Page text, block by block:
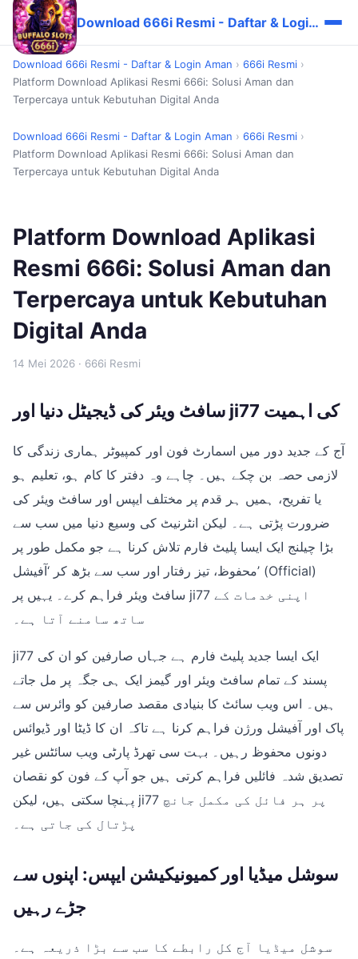
Download 666i Resmi - Daftar & Login Aman
Download 666i Resmi - Daftar & Login Aman › 666i Resmi ›
Platform Download Aplikasi Resmi 666i: Solusi Aman dan
Terpercaya untuk Kebutuhan Digital Anda
Download 666i Resmi - Daftar & Login Aman › 666i Resmi ›
Platform Download Aplikasi Resmi 666i: Solusi Aman dan
Terpercaya untuk Kebutuhan Digital Anda
Platform Download Aplikasi
Resmi 666i: Solusi Aman dan
Terpercaya untuk Kebutuhan
Digital Anda
14 Mei 2026 · 666i Resmi
سافٹ ویئر کی ڈیجیٹل دنیا اور ji77 کی اہمیت
آج کے جدید دور میں اسمارٹ فون اور کمپیوٹر ہماری زندگی کا
لازمی حصہ بن چکے ہیں۔ چاہے وہ دفتر کا کام ہو، تعلیم ہو
یا تفریح، ہمیں ہر قدم پر مختلف ایپس اور سافٹ ویئر کی
ضرورت پڑتی ہے۔ لیکن انٹرنیٹ کی وسیع دنیا میں سب سے
بڑا چیلنج ایک ایسا پلیٹ فارم تلاش کرنا ہے جو مکمل طور پر
محفوظ، تیز رفتار اور سب سے بڑھ کر ‘آفیشل’ (Official)
سافٹ ویئر فراہم کرے۔ یہیں پر ji77 اپنی خدمات کے
ساتھ سامنے آتا ہے۔
ji77 ایک ایسا جدید پلیٹ فارم ہے جہاں صارفین کو ان کی
پسند کے تمام سافٹ ویئر اور گیمز ایک ہی جگہ پر مل جاتے
ہیں۔ اس ویب سائٹ کا بنیادی مقصد صارفین کو وائرس سے
پاک اور آفیشل ورژن فراہم کرنا ہے تاکہ ان کا ڈیٹا اور ڈیوائس
دونوں محفوظ رہیں۔ بہت سی تھرڈ پارٹی ویب سائٹس غیر
تصدیق شدہ فائلیں فراہم کرتی ہیں جو آپ کے فون کو نقصان
پہنچا سکتی ہیں، لیکن ji77 پر ہر فائل کی مکمل جانچ
پڑتال کی جاتی ہے۔
سوشل میڈیا اور کمیونیکیشن ایپس: اپنوں سے
جڑے رہیں
سوشل میڈیا آج کل رابطے کا سب سے بڑا ذریعہ ہے۔